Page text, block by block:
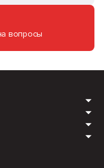
вопросы